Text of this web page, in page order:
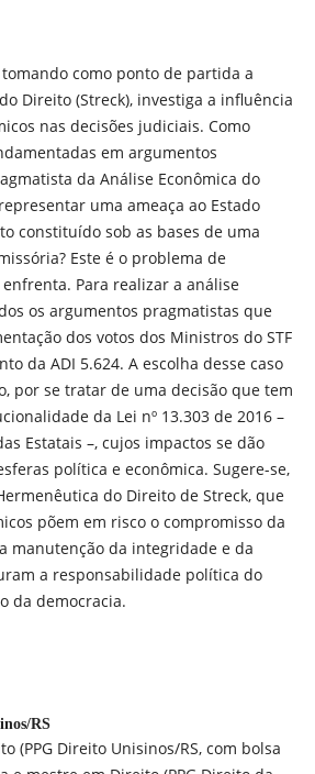
como ponto de partida a
Direito (Streck), investiga a influência
nas decisões judiciais. Como
em argumentos
da Análise Econômica do
uma ameaça ao Estado
constituído sob as bases de uma
Este é o problema de
Para realizar a análise
os argumentos pragmatistas que
dos votos dos Ministros do STF
da ADI 5.624. A escolha desse caso
por se tratar de uma decisão que tem
da Lei nº 13.303 de 2016 –
Estatais –, cujos impactos se dão
política e econômica. Sugere-se,
do Direito de Streck, que
põem em risco o compromisso da
manutenção da integridade e da
a responsabilidade política do
da democracia.
RS
(PPG Direito Unisinos/RS, com bolsa